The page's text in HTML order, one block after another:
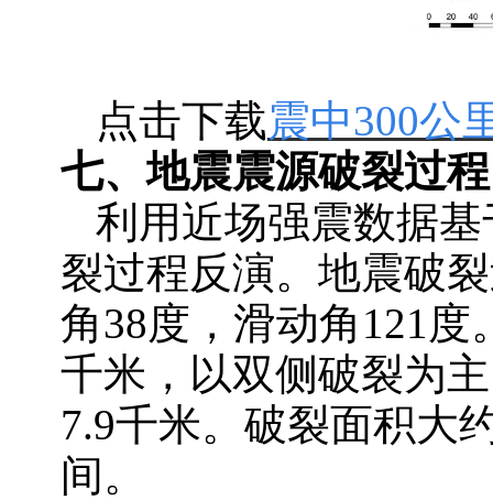
点击下载震中300公
七、地震震源破裂过程
利用近场强震数据基
裂过程反演。地震破
角38度，滑动角121度
千米，以双侧破裂为
7.9千米。破裂面积大
间。